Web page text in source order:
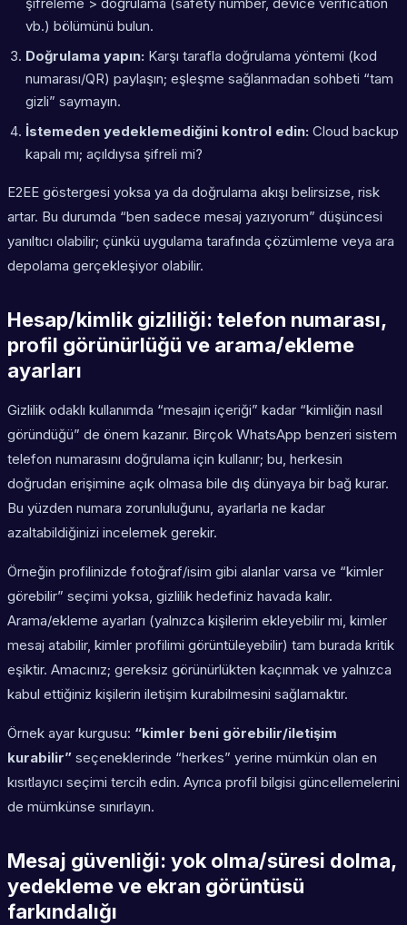
vb.) bölümünü bulun.
Doğrulama yapın: Karşı tarafla doğrulama yöntemi (kod
numarası/QR) paylaşın; eşleşme sağlanmadan sohbeti “tam
gizli” saymayın.
İstemeden yedeklemediğini kontrol edin: Cloud backup
kapalı mı; açıldıysa şifreli mi?
E2EE göstergesi yoksa ya da doğrulama akışı belirsizse, risk
artar. Bu durumda “ben sadece mesaj yazıyorum” düşüncesi
yanıltıcı olabilir; çünkü uygulama tarafında çözümleme veya ara
depolama gerçekleşiyor olabilir.
Hesap/kimlik gizliliği: telefon numarası,
profil görünürlüğü ve arama/ekleme
ayarları
Gizlilik odaklı kullanımda “mesajın içeriği” kadar “kimliğin nasıl
göründüğü” de önem kazanır. Birçok WhatsApp benzeri sistem
telefon numarasını doğrulama için kullanır; bu, herkesin
doğrudan erişimine açık olmasa bile dış dünyaya bir bağ kurar.
Bu yüzden numara zorunluluğunu, ayarlarla ne kadar
azaltabildiğinizi incelemek gerekir.
Örneğin profilinizde fotoğraf/isim gibi alanlar varsa ve “kimler
görebilir” seçimi yoksa, gizlilik hedefiniz havada kalır.
Arama/ekleme ayarları (yalnızca kişilerim ekleyebilir mi, kimler
mesaj atabilir, kimler profilimi görüntüleyebilir) tam burada kritik
eşiktir. Amacınız; gereksiz görünürlükten kaçınmak ve yalnızca
kabul ettiğiniz kişilerin iletişim kurabilmesini sağlamaktır.
Örnek ayar kurgusu: “kimler beni görebilir/iletişim
kurabilir” seçeneklerinde “herkes” yerine mümkün olan en
kısıtlayıcı seçimi tercih edin. Ayrıca profil bilgisi güncellemelerini
de mümkünse sınırlayın.
Mesaj güvenliği: yok olma/süresi dolma,
yedekleme ve ekran görüntüsü
farkındalığı